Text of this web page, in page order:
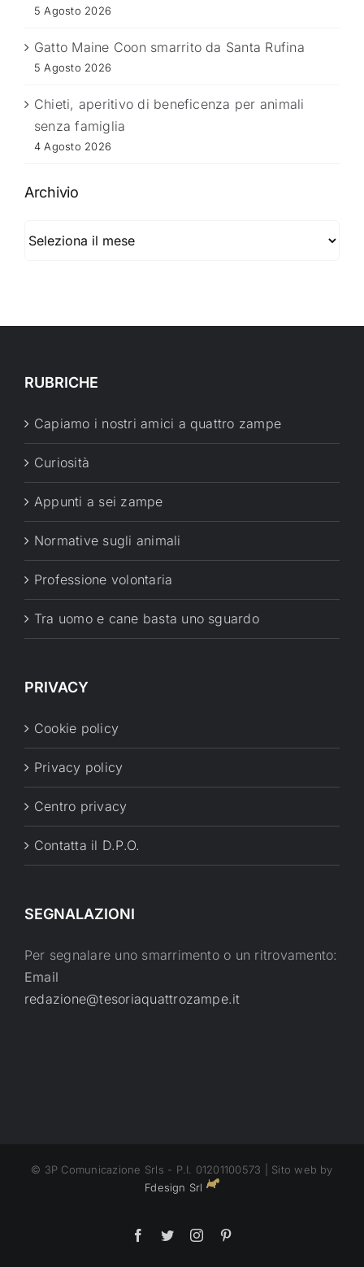
5 Agosto 2026
Gatto Maine Coon smarrito da Santa Rufina
5 Agosto 2026
Chieti, aperitivo di beneficenza per animali
senza famiglia
4 Agosto 2026
Archivio
RUBRICHE
Capiamo i nostri amici a quattro zampe
Curiosità
Appunti a sei zampe
Normative sugli animali
Professione volontaria
Tra uomo e cane basta uno sguardo
PRIVACY
Cookie policy
Privacy policy
Centro privacy
Contatta il D.P.O.
SEGNALAZIONI
Per segnalare uno smarrimento o un ritrovamento:
Email
redazione@tesoriaquattrozampe.it
© 3P Comunicazione Srls - P.I. 01201100573 | Sito web by
Fdesign Srl
Facebook
TwitterInstagram